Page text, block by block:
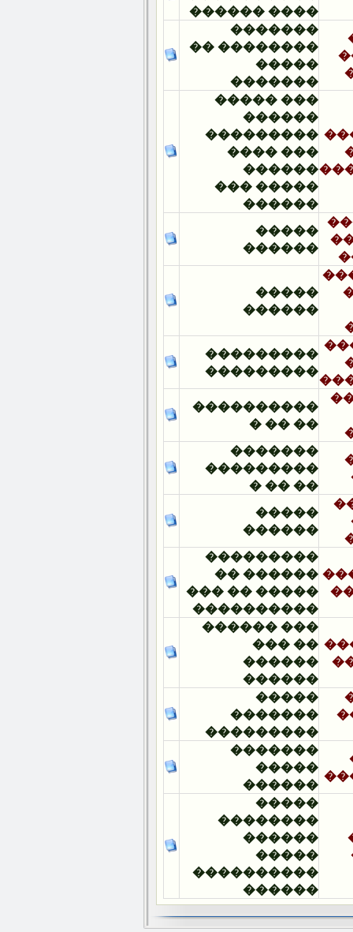
���� ������
�������
�������� ��
�����
�������
��� �����
������
���������
��� ����
������
����� ���
������
�����
������
�����
������
���������
���������
����������
�� �� �
�������
���������
�� �� �
�����
������
���������
������ ��
����� �� ���
����������
��� ������
�� ���
������
������
�����
�������
���������
�������
�����
������
�����
��������
������
�����
����������
������